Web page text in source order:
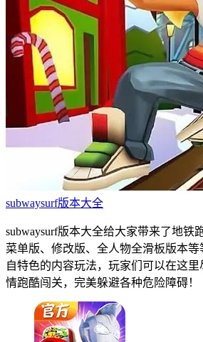
subwaysurf版本大全
subwaysurf版本大全给大家带来了地铁
菜单版、修改版、全人物全滑板版本
自特色的内容玩法，玩家们可以在这
情跑酷闯关，完美躲避各种危险障碍！